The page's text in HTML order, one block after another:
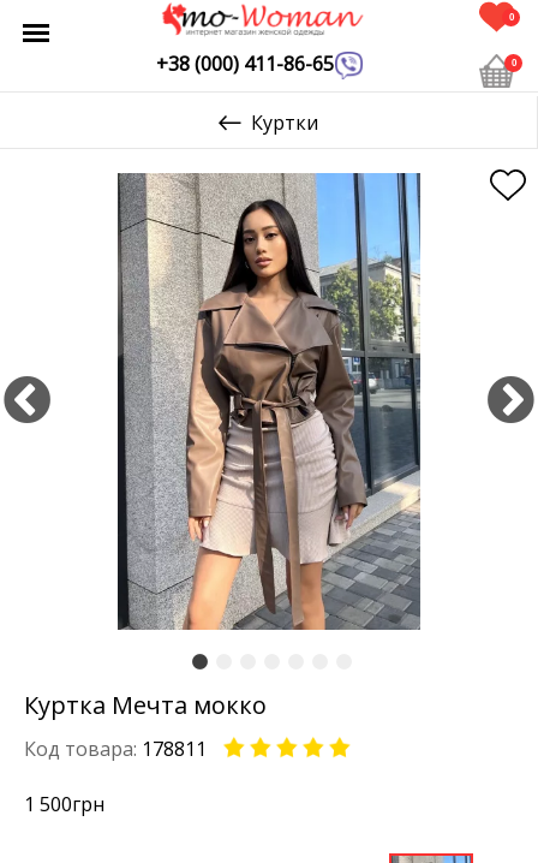
+38 (000) 411-86-65
0
0
Куртки
Куртка Мечта мокко
Код товара: 178811
1 500грн